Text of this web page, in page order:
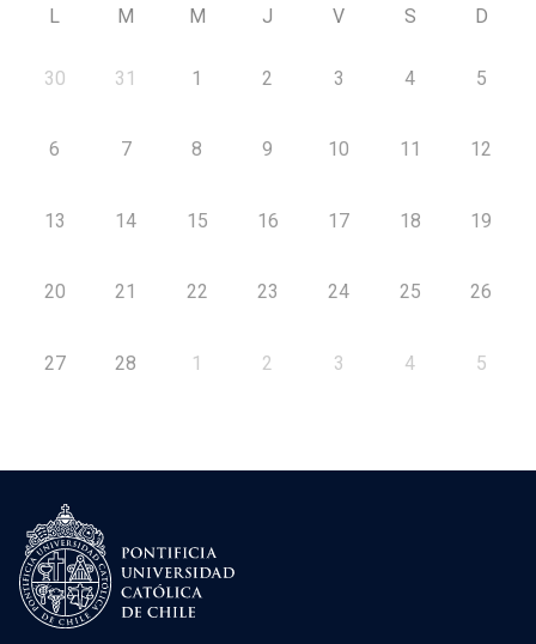
L M M J V S D
30 31 1 2 3 4 5
6 7 8 9 10 11 12
13 14 15 16 17 18 19
20 21 22 23 24 25 26
27 28 1 2 3 4 5